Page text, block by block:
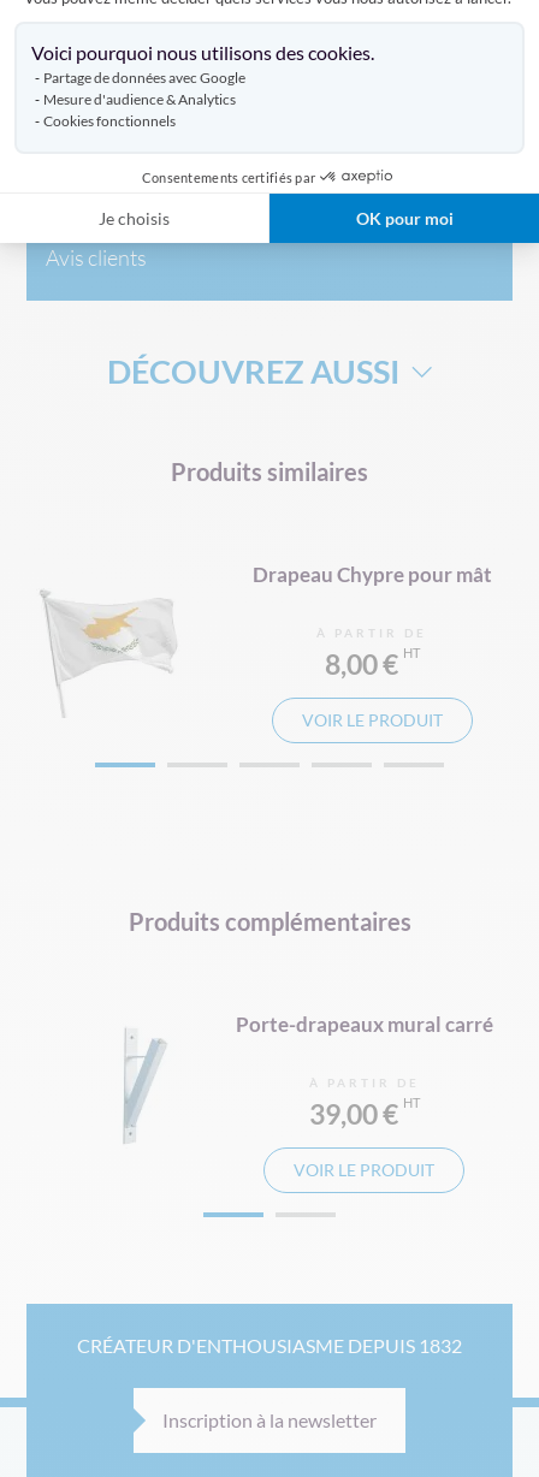
Voici pourquoi nous utilisons des cookies.
Partage de données avec Google
Mesure d'audience & Analytics
Cookies fonctionnels
Consentements certifiés par
Je choisis OK pour moi
Caractéristiques
Avis clients
DÉCOUVREZ AUSSI
Produits similaires
Drapeau Chypre pour mât
À PARTIR DE
8,00 €
VOIR LE PRODUIT
Produits complémentaires
Porte-drapeaux mural carré
À PARTIR DE
39,00 €
VOIR LE PRODUIT
CRÉATEUR D'ENTHOUSIASME DEPUIS 1832
Inscription à la newsletter